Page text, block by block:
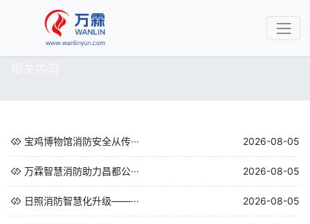
宝鸡博物馆消防安全从传··· 2026-08-05
万霖智慧消防助力昌都公··· 2026-08-05
日照消防智慧化升级——··· 2026-08-05